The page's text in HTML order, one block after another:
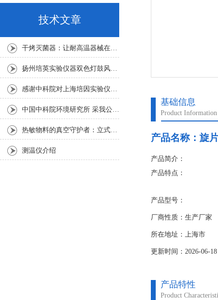
基础信息
Product Information
产品名称： 旋
产品简介：
产品特点：
1.无油非润滑油的活
2、新的动力平衡设
食品加工等各领域，
产品型号：
厂商性质：生产厂家
所在地址：上海市
更新时间：2026-06-18
产品特性
Product
技术文章
干烤灭菌器：让耐高温器械在无水高温中重获无菌新生
扬州培英实验仪器双色灯鼓风干燥箱
感谢中科院对上海培因实验仪器的认可
中国中科院环境研究所 采我公司仪器300L人工气候箱 实验效果获高度评价
热敏物料的真空守护者：立式真空干燥箱选购指南
测温仪介绍